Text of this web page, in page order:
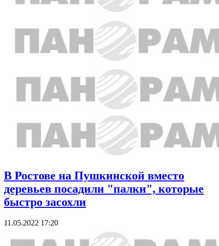
В Ростове на Пушкинской вместо
деревьев посадили "палки", которые
быстро засохли
11.05.2022 17:20